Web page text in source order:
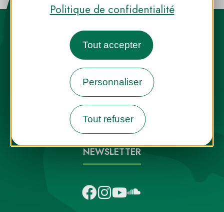
Politique de confidentialité
Tout accepter
Personnaliser
Tout refuser
Destination Parcs, de l’inspiration en
toute saison
INFOS PRESSEFAQNOUS CONTACTER
NEWSLETTER